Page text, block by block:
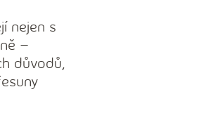
nejen s
–
důvodů,